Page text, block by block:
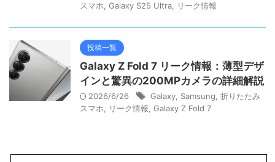
スマホ Galaxy S25 Ultra リーク情報
投稿一覧
Galaxy Z Fold 7 リーク情報：薄型デザ
インと驚異の200MPカメラの詳細解説
2026/6/26 Galaxy Samsung 折りたたみ
スマホ
リーク情報 Galaxy Z Fold 7